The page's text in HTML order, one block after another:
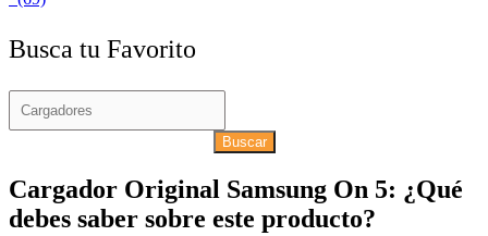
Busca tu Favorito
Buscar
Cargador Original Samsung On 5: ¿Qué
debes saber sobre este producto?